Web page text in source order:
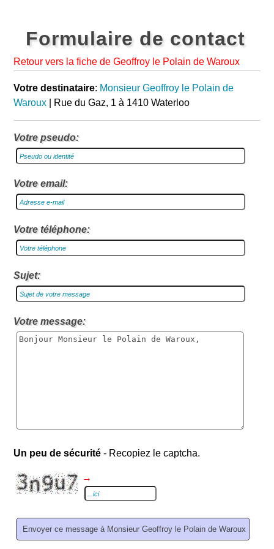
Formulaire de contact
Retour vers la fiche de Geoffroy le Polain de Waroux
Votre destinataire: Monsieur Geoffroy le Polain de
Waroux | Rue du Gaz, 1 à 1410 Waterloo
Votre pseudo:
Votre email:
Votre téléphone:
Sujet:
Votre message:
Un peu de sécurité - Recopiez le captcha.
→